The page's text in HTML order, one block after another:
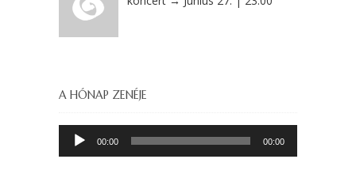
A HÓNAP ZENÉJE
Audió
lejátszó
00:00 00:00